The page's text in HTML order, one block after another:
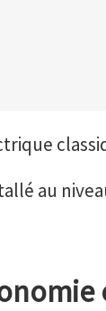
au